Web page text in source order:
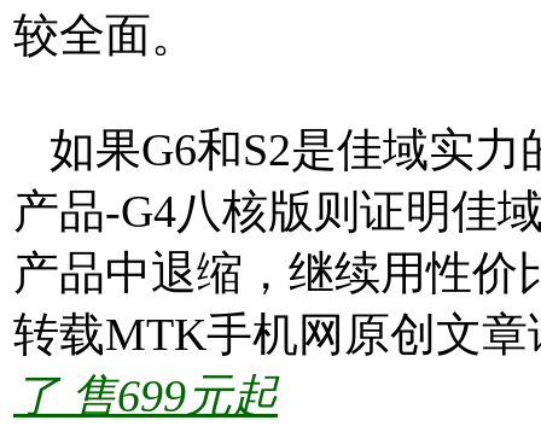
较全面。
如果G6和S2是佳域实
产品-G4八核版则证明佳
产品中退缩，继续用性价
转载MTK手机网原创文
了 售699元起